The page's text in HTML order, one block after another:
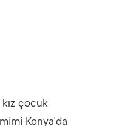
çocuk
Konya'da